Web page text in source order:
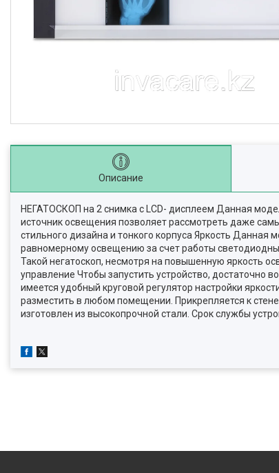
Описание
НЕГАТОСКОП на 2 снимка с LCD- дисплеем Данная
источник освещения позволяет рассмотреть даже
стильного дизайна и тонкого корпуса Яркость
равномерному освещению за счет работы
Такой негатоскоп, несмотря на повышенную яркость
управление Чтобы запустить устройство, достаточно
имеется удобный круговой регулятор настройки
разместить в любом помещении. Прикрепляется к
изготовлен из высокопрочной стали. Срок службы